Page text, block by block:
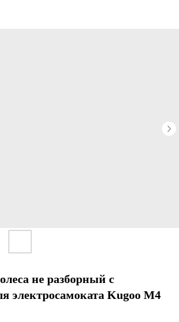
не разборный с
электросамоката Kugoo M4